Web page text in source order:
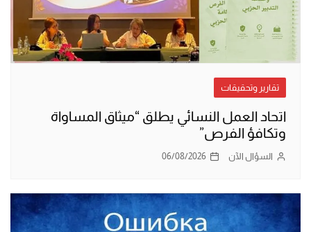
تقارير وتحقيقات
اتحاد العمل النسائي يطلق “ميثاق المساواة
وتكافؤ الفرص”
السؤال الآن 06/08/2026